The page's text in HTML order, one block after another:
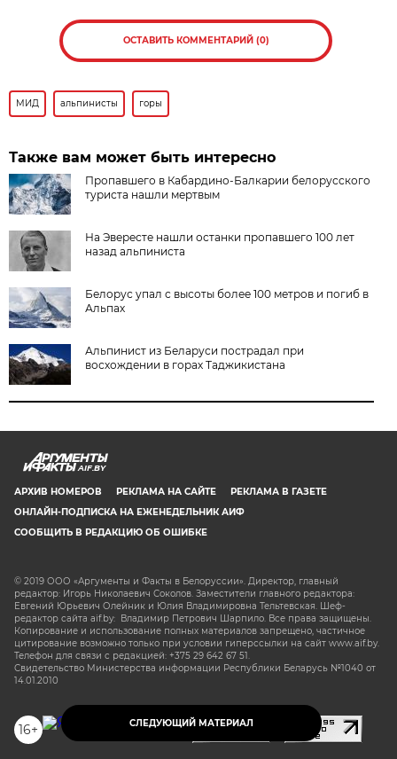
СЛЕДУЮЩИЙ МАТЕРИАЛ
ОСТАВИТЬ КОММЕНТАРИЙ (0)
МИД альпинисты горы
Также вам может быть интересно
Пропавшего в Кабардино-Балкарии белорусского
туриста нашли мертвым
На Эвересте нашли останки пропавшего 100 лет
назад альпиниста
Белорус упал с высоты более 100 метров и погиб в
Альпах
Альпинист из Беларуси пострадал при
восхождении в горах Таджикистана
AIF.BY
АРХИВ НОМЕРОВ РЕКЛАМА НА САЙТЕ
РЕКЛАМА В ГАЗЕТЕ
ОНЛАЙН-ПОДПИСКА НА ЕЖЕНЕДЕЛЬНИК АИФ
СООБЩИТЬ В РЕДАКЦИЮ ОБ ОШИБКЕ
© 2019 ООО «Аргументы и Факты в Белоруссии». Директор, главный
редактор: Игорь Николаевич Соколов. Заместители главного редактора:
Евгений Юрьевич Олейник и Юлия Владимировна Тельтевская. Шеф-
редактор сайта aif.by: Владимир Петрович Шарпило. Все права защищены.
Копирование и использование полных материалов запрещено, частичное
цитирование возможно только при условии гиперссылки на сайт www.aif.by.
Телефон для связи с редакцией: +375 29 642 67 51.
Свидетельство Министерства информации Республики Беларусь №1040 от
14.01.2010
16+